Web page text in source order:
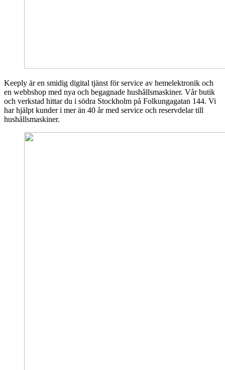
Keeply är en smidig digital tjänst för service av hemelektronik och
en webbshop med nya och begagnade hushållsmaskiner. Vår butik
och verkstad hittar du i södra Stockholm på Folkungagatan 144. Vi
har hjälpt kunder i mer än 40 år med service och reservdelar till
hushållsmaskiner.